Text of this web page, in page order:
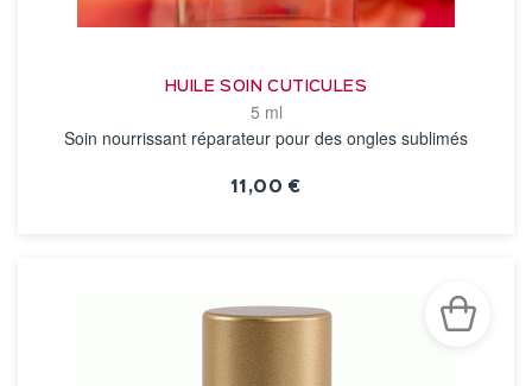
HUILE SOIN CUTICULES
5 ml
Soin nourrissant réparateur pour des ongles sublimés
11,00 €